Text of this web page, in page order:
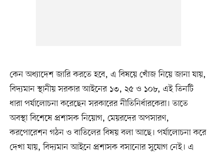
কেন অধ্যাদেশ জারি করতে হবে, এ বিষয়ে খোঁজ নিয়ে জানা যায়,
বিদ্যমান স্থানীয় সরকার আইনের ১৩, ২৫ ও ১০৮, এই তিনটি
ধারা পর্যালোচনা করেছেন সরকারের নীতিনির্ধারকেরা। তাতে
অবস্থা বিশেষে প্রশাসক নিয়োগ, মেয়রদের অপসারণ,
করপোরেশন গঠন ও বাতিলের বিষয় বলা আছে। পর্যালোচনা করে
দেখা যায়, বিদ্যমান আইনে প্রশাসক বসানোর সুযোগ নেই। এ